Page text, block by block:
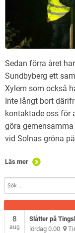
Sedan förra året
Sundbyberg ett
Xylem som också
Inte långt bort
kontaktade oss för
göra
vid Solnas gröna
Läs mer
8
aug
Slåtter på
lördag 0.00